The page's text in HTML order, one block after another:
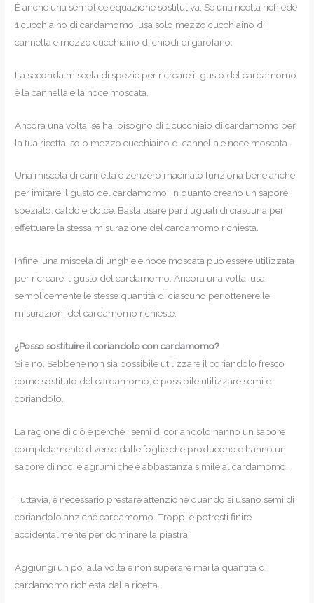
È anche una semplice equazione sostitutiva. Se una ricetta richiede
1 cucchiaino di cardamomo, usa solo mezzo cucchiaino di
cannella e mezzo cucchiaino di chiodi di garofano.
La seconda miscela di spezie per ricreare il gusto del cardamomo
è la cannella e la noce moscata.
Ancora una volta, se hai bisogno di 1 cucchiaio di cardamomo per
la tua ricetta, solo mezzo cucchiaino di cannella e noce moscata.
Una miscela di cannella e zenzero macinato funziona bene anche
per imitare il gusto del cardamomo, in quanto creano un sapore
speziato, caldo e dolce. Basta usare parti uguali di ciascuna per
effettuare la stessa misurazione del cardamomo richiesta.
Infine, una miscela di unghie e noce moscata può essere utilizzata
per ricreare il gusto del cardamomo. Ancora una volta, usa
semplicemente le stesse quantità di ciascuno per ottenere le
misurazioni del cardamomo richieste.
¿Posso sostituire il coriandolo con cardamomo?
Si e no. Sebbene non sia possibile utilizzare il coriandolo fresco
come sostituto del cardamomo, è possibile utilizzare semi di
coriandolo.
La ragione di ciò è perché i semi di coriandolo hanno un sapore
completamente diverso dalle foglie che producono e hanno un
sapore di noci e agrumi che è abbastanza simile al cardamomo.
Tuttavia, è necessario prestare attenzione quando si usano semi di
coriandolo anziché cardamomo. Troppi e potresti finire
accidentalmente per dominare la piastra.
Aggiungi un po ‘alla volta e non superare mai la quantità di
cardamomo richiesta dalla ricetta.